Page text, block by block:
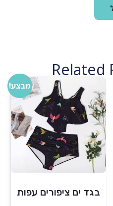
Related
מבצע!
בגד ים ציפורים עפות